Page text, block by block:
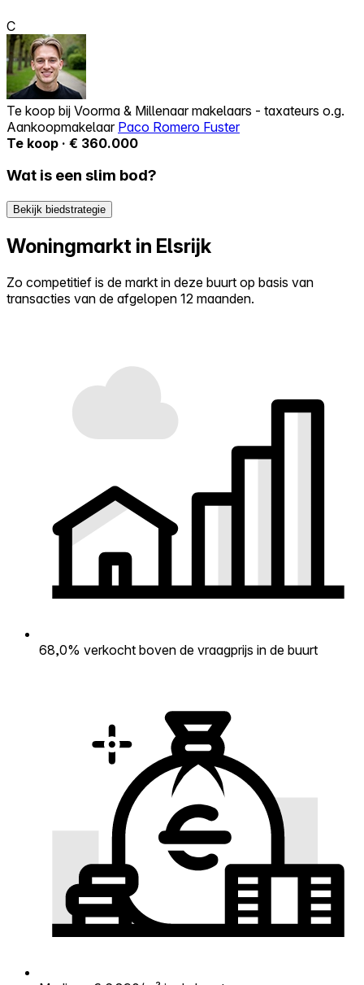
C
Te koop bij Voorma & Millenaar makelaars - taxateurs o.g.
Aankoopmakelaar Paco Romero Fuster
Te koop · € 360.000
Wat is een slim bod?
Bekijk biedstrategie
Woningmarkt in Elsrijk
Zo competitief is de markt in deze buurt op basis van
transacties van de afgelopen 12 maanden.
68,0% verkocht boven de vraagprijs in de buurt